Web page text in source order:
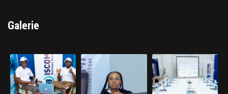
Galerie